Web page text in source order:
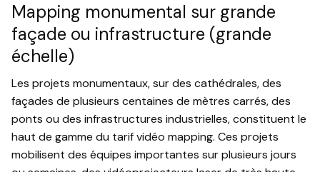
Mapping monumental sur grande
façade ou infrastructure (grande
échelle)
Les projets monumentaux, sur des cathédrales, des
façades de plusieurs centaines de mètres carrés, des
ponts ou des infrastructures industrielles, constituent le
haut de gamme du tarif vidéo mapping. Ces projets
mobilisent des équipes importantes sur plusieurs jours